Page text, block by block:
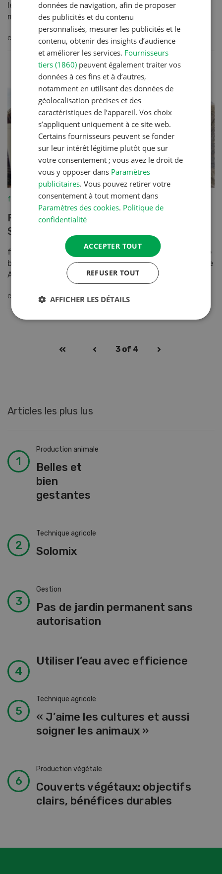
les comparer, c’en est une autre. Grâce au nouveau
module Barto UFA Gallo Support, les fermes avicol...
CONTINUER À LIRE
fenaco-LANDI
Protection numérique avec Agroline
Service
fenaco étend le gestionnaire d’exploitation numérique
barto powered by 365FarmNet avec le nouveau module
Agroline Service. Les agricultrices et les agricul...
CONTINUER À LIRE
3of 4
Articles les plus lus
Production animale
Belles et
bien
gestantes
Technique agricole
Solomix
Gestion
Pas de jardin permanent sans
autorisation
Utiliser l’eau avec efficience
Technique agricole
« J’aime les cultures et aussi
soigner les animaux »
Production végétale
Couverts végétaux: objectifs
clairs, bénéfices durables
données de navigation, afin de proposer
des publicités et du contenu
personnalisés, mesurer les publicités et le
contenu, obtenir des insights d’audience
et améliorer les services. Fournisseurs
tiers (1860) peuvent également traiter vos
données à ces fins et à d’autres,
notamment en utilisant des données de
géolocalisation précises et des
caractéristiques de l’appareil. Vos choix
s’appliquent uniquement à ce site web.
Certains fournisseurs peuvent se fonder
sur leur intérêt légitime plutôt que sur
votre consentement ; vous avez le droit de
vous y opposer dans Paramètres
publicitaires. Vous pouvez retirer votre
consentement à tout moment dans
Paramètres des cookies. Politique de
confidentialité
ACCEPTER TOUT
REFUSER TOUT
AFFICHER LES DÉTAILS